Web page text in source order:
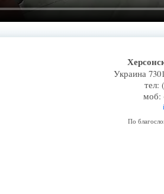
Украина
тел:
моб:
По